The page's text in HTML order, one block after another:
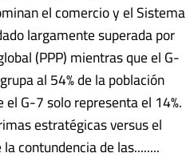
el comercio y el Sistema
largamente superada por
(PPP) mientras que el G-
al 54% de la población
G-7 solo representa el 14%.
estratégicas versus el
contundencia de las........